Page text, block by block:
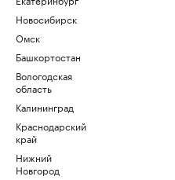
Новосибирск
Омск
Башкортостан
Вологодская
область
Калининград
Краснодарский
край
Нижний
Новгород